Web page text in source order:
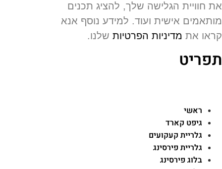
חוויית הגלישה שלך, להציג תכנים
אישית ועוד. למידע נוסף אנא
אתמדיניות הפרטיותשלנו.
ראשי
גיפט קארד
גלריית קעקועים
גלריית פירסינג
בלוג פירסינג